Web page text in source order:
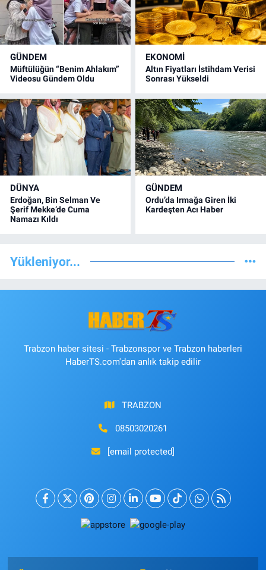
GÜNDEM
Müftülüğün “Benim Ahlakım”
Videosu Gündem Oldu
EKONOMİ
Altın Fiyatları İstihdam Verisi
Sonrası Yükseldi
DÜNYA
Erdoğan, Bin Selman Ve
Şerif Mekke’de Cuma
Namazı Kıldı
GÜNDEM
Ordu’da Irmağa Giren İki
Kardeşten Acı Haber
Yükleniyor...
Trabzon haber sitesi - Trabzonspor ve Trabzon haberleri
HaberTS.com'dan anlık takip edilir
TRABZON
08503020261
[email protected]